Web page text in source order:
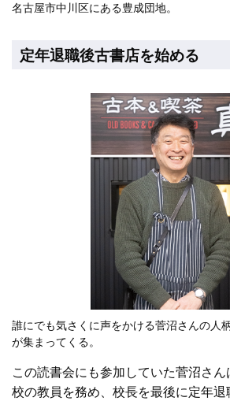
名古屋市中川区にある豊成団地。
定年退職後古書店を始める
誰にでも気さくに声をかける菅沼さんの人
が集まってくる。
この読書会にも参加していた菅沼さ
校の教員を務め、校長を最後に定年退